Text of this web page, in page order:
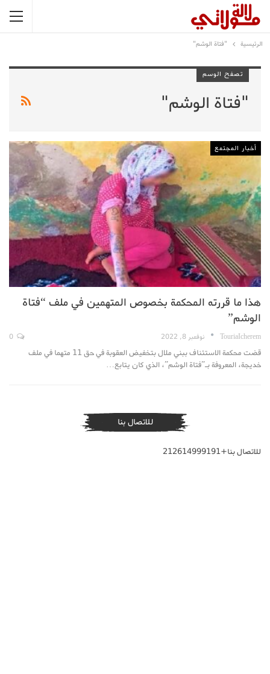
الرئيسية "فتاة الوشم"
تصفح الوسم
"فتاة الوشم"
أخبار المجتمع
هذا ما قررته المحكمة بخصوص المتهمين في ملف “فتاة
الوشم”
TouriaIcherem نوفمبر 8, 2022
قضت محكمة الاستئناف ببني ملال بتخفيض العقوبة في حق 11 متهما في ملف
خديجة، المعروفة بـ”فتاة الوشم”، الذي كان يتابع…
للاتصال بنا
للاتصال بنا+212614999191